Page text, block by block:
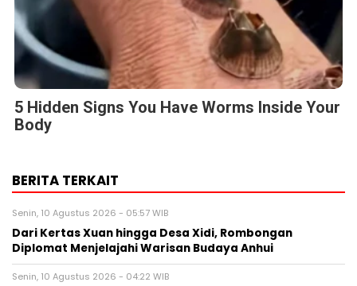
5 Hidden Signs You Have Worms Inside Your
Body
BERITA TERKAIT
Senin, 10 Agustus 2026 - 05:57 WIB
Dari Kertas Xuan hingga Desa Xidi, Rombongan
Diplomat Menjelajahi Warisan Budaya Anhui
Senin, 10 Agustus 2026 - 04:22 WIB